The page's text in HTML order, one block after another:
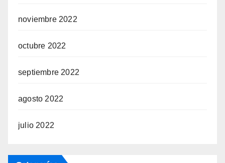
noviembre 2022
octubre 2022
septiembre 2022
agosto 2022
julio 2022